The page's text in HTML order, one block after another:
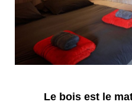
Le bois est le